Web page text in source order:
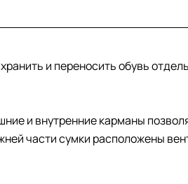
и переносить обувь
и внутренние карманы
части сумки расположены